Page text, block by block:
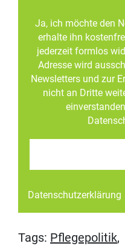
Ja, ich möchte den
erhalte ihn
jederzeit formlos
Adresse wird
Newsletters und zur
nicht an Dritte
Datenschutzerklärung
Tags: Pflegepolitik,